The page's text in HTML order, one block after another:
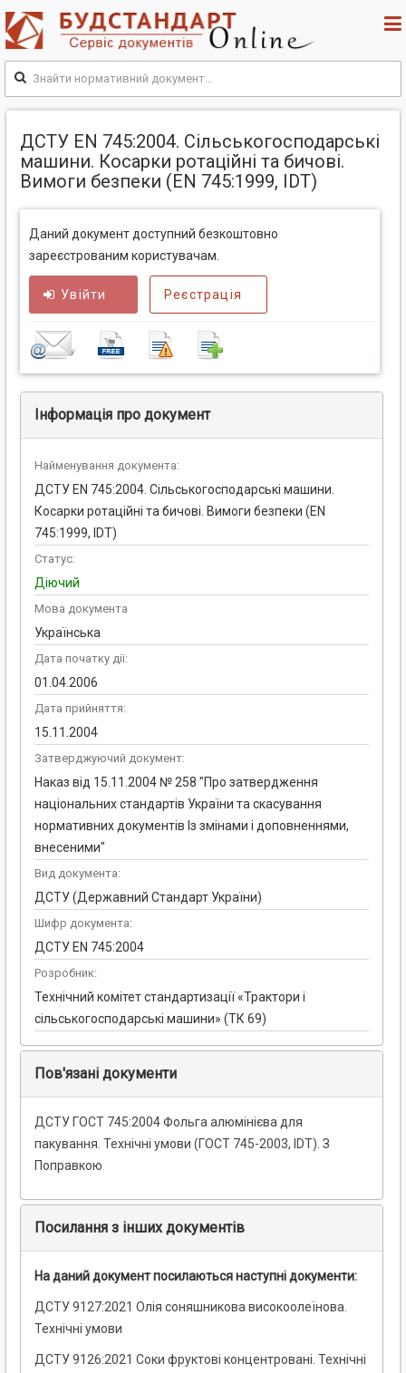
ДСТУ EN 745:2004. Сільськогосподарські
машини. Косарки ротаційні та бичові.
Вимоги безпеки (EN 745:1999, IDT)
Даний документ доступний безкоштовно
зареєстрованим користувачам.
Увійти Реєстрація
Інформація про документ
Найменування документа:
ДСТУ EN 745:2004. Сільськогосподарські машини.
Косарки ротаційні та бичові. Вимоги безпеки (EN
745:1999, IDT)
Статус:
Діючий
Мова документа
Українська
Дата початку дії:
01.04.2006
Дата прийняття:
15.11.2004
Затверджуючий документ:
Наказ від 15.11.2004 № 258 "Про затвердження
національних стандартів України та скасування
нормативних документів Із змінами і доповненнями,
внесеними"
Вид документа:
ДСТУ (Державний Стандарт України)
Шифр документа:
ДСТУ EN 745:2004
Розробник:
Технічний комітет стандартизації «Трактори і
сільськогосподарські машини» (ТК 69)
Пов'язані документи
ДСТУ ГОСТ 745:2004 Фольга алюмінієва для
пакування. Технічні умови (ГОСТ 745-2003, IDT). З
Поправкою
Посилання з інших документів
На даний документ посилаються наступні документи:
ДСТУ 9127:2021 Олія соняшникова високоолеїнова.
Технічні умови
ДСТУ 9126:2021 Соки фруктові концентровані. Технічні